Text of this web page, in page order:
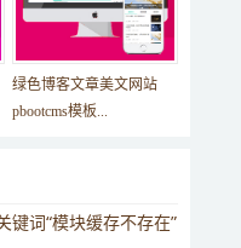
绿色博客文章美文网站
pbootcms模板...
键词“模块缓存不存在”